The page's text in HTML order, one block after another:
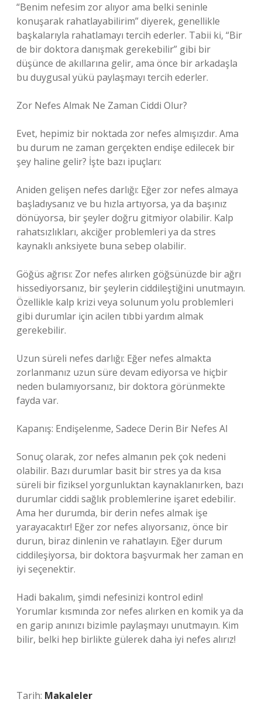
“Benim nefesim zor alıyor ama belki seninle
konuşarak rahatlayabilirim” diyerek, genellikle
başkalarıyla rahatlamayı tercih ederler. Tabii ki, “Bir
de bir doktora danışmak gerekebilir” gibi bir
düşünce de akıllarına gelir, ama önce bir arkadaşla
bu duygusal yükü paylaşmayı tercih ederler.
Zor Nefes Almak Ne Zaman Ciddi Olur?
Evet, hepimiz bir noktada zor nefes almışızdır. Ama
bu durum ne zaman gerçekten endişe edilecek bir
şey haline gelir? İşte bazı ipuçları:
Aniden gelişen nefes darlığı: Eğer zor nefes almaya
başladıysanız ve bu hızla artıyorsa, ya da başınız
dönüyorsa, bir şeyler doğru gitmiyor olabilir. Kalp
rahatsızlıkları, akciğer problemleri ya da stres
kaynaklı anksiyete buna sebep olabilir.
Göğüs ağrısı: Zor nefes alırken göğsünüzde bir ağrı
hissediyorsanız, bir şeylerin ciddileştiğini unutmayın.
Özellikle kalp krizi veya solunum yolu problemleri
gibi durumlar için acilen tıbbi yardım almak
gerekebilir.
Uzun süreli nefes darlığı: Eğer nefes almakta
zorlanmanız uzun süre devam ediyorsa ve hiçbir
neden bulamıyorsanız, bir doktora görünmekte
fayda var.
Kapanış: Endişelenme, Sadece Derin Bir Nefes Al
Sonuç olarak, zor nefes almanın pek çok nedeni
olabilir. Bazı durumlar basit bir stres ya da kısa
süreli bir fiziksel yorgunluktan kaynaklanırken, bazı
durumlar ciddi sağlık problemlerine işaret edebilir.
Ama her durumda, bir derin nefes almak işe
yarayacaktır! Eğer zor nefes alıyorsanız, önce bir
durun, biraz dinlenin ve rahatlayın. Eğer durum
ciddileşiyorsa, bir doktora başvurmak her zaman en
iyi seçenektir.
Hadi bakalım, şimdi nefesinizi kontrol edin!
Yorumlar kısmında zor nefes alırken en komik ya da
en garip anınızı bizimle paylaşmayı unutmayın. Kim
bilir, belki hep birlikte gülerek daha iyi nefes alırız!
Tarih: Makaleler